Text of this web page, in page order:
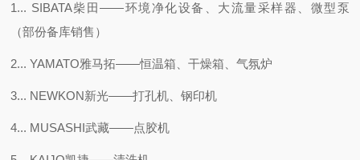
1... SIBATA柴田——环境净化设备、大流量采样器、微型泵
（部份备库销售）
2... YAMATO雅马拓——恒温箱、干燥箱、气氛炉
3... NEWKON新光——打孔机、钢印机
4... MUSASHI武藏——点胶机